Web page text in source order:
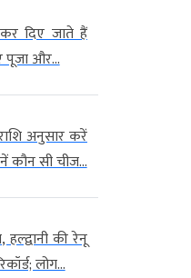
दिए जाते हैं
पूजा और...
अनुसार करें
कौन सी चीज...
की रेनू
लोग...